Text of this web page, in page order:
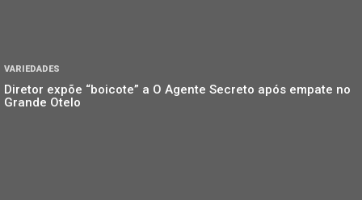
VARIEDADES
Diretor expõe “boicote” a O Agente Secreto após empate no
Grande Otelo